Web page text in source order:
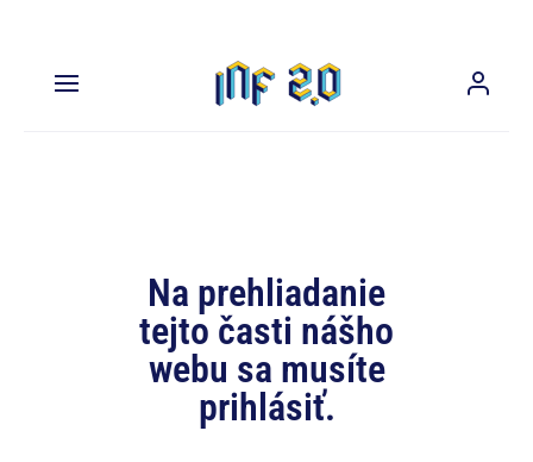
Na prehliadanie
tejto časti nášho
webu sa musíte
prihlásiť.